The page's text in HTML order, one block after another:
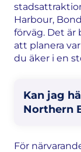
Harbour,
förväg. Det
att planera
du äker i en
Kan jag
Northern
För